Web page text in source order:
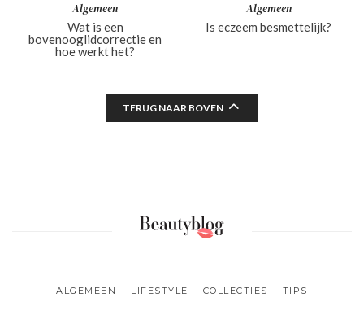
Algemeen
Wat is een
bovenooglidcorrectie en
hoe werkt het?
Algemeen
Is eczeem besmettelijk?
TERUG NAAR BOVEN
ALGEMEEN LIFESTYLE COLLECTIES TIPS